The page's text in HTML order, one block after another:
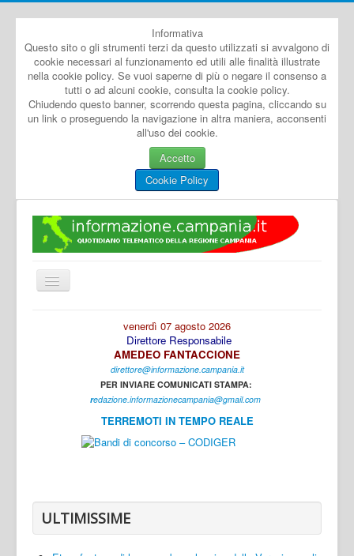
Informativa
Questo sito o gli strumenti terzi da questo utilizzati si avvalgono di
cookie necessari al funzionamento ed utili alle finalità illustrate
nella cookie policy. Se vuoi saperne di più o negare il consenso a
tutti o ad alcuni cookie, consulta la cookie policy.
Chiudendo questo banner, scorrendo questa pagina, cliccando su
un link o proseguendo la navigazione in altra maniera, acconsenti
all'uso dei cookie.
Accetto
Cookie Policy
Cambia
navigazione
Caserta
venerdì 07 agosto 2026
Direttore Responsabile
AMEDEO FANTACCIONE
direttore@informazione.campania.it
PER INVIARE COMUNICATI STAMPA:
redazione.informazionecampania@gmail.com
TERREMOTI IN TEMPO REALE
ULTIMISSIME